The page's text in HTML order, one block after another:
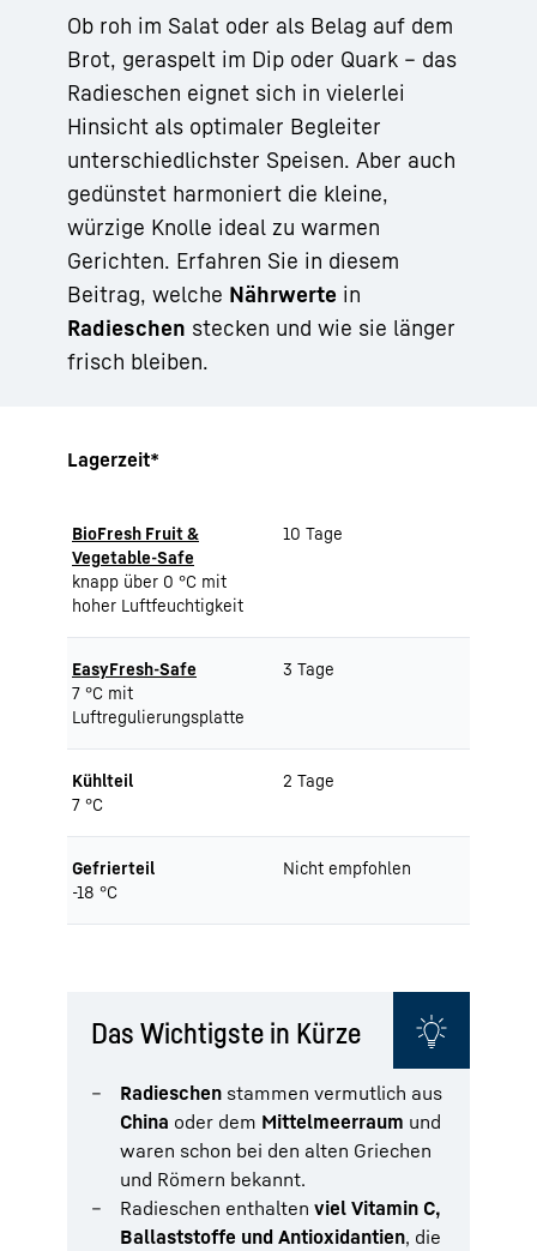
Ob roh im Salat oder als Belag auf dem
Brot, geraspelt im Dip oder Quark – das
Radieschen eignet sich in vielerlei
Hinsicht als optimaler Begleiter
unterschiedlichster Speisen. Aber auch
gedünstet harmoniert die kleine,
würzige Knolle ideal zu warmen
Gerichten. Erfahren Sie in diesem
Beitrag, welche Nährwerte in
Radieschen stecken und wie sie länger
frisch bleiben.
Lagerzeit*
BioFresh Fruit &
Vegetable-Safe
knapp über 0 °C mit
hoher Luftfeuchtigkeit
10 Tage
EasyFresh-Safe
7 °C mit
Luftregulierungsplatte
3 Tage
Kühlteil
7 °C
2 Tage
Gefrierteil
-18 °C
Nicht empfohlen
Das Wichtigste in Kürze
Radieschen stammen vermutlich aus
China oder dem Mittelmeerraum und
waren schon bei den alten Griechen
und Römern bekannt.
Radieschen enthalten viel Vitamin C,
Ballaststoffe und Antioxidantien, die